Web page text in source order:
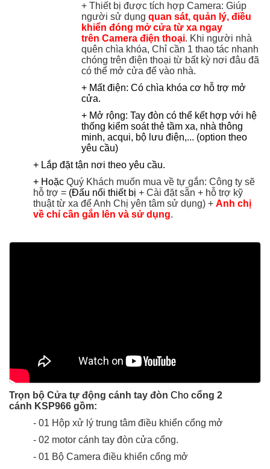
+ Thiết bị được tích hợp Camera: Giúp
người sử dụng quan sát, quản lý, điều
khiển đóng mở cửa từ xa ngay
trên Camera điện thoại. Khi người nhà
quên chìa khóa, Chỉ cần 1 thao tác nhanh
chóng trên điện thoại từ bất kỳ nơi đâu đã
có thể mở cửa để vào nhà.
+ Mất điện: Có chìa khóa cơ hỗ trợ mở
cửa.
+ Mở rộng: Tay đòn có thể kết hợp với hệ
thống kiểm soát thẻ tầm xa, nhà thông
minh, acqui, bộ lưu điện,... (option theo
yêu cầu)
+ Lắp đặt tận nơi theo yêu cầu.
+ Hoặc Quý Khách muốn mua về tự gắn: Công ty sẽ
hỗ trợ = (Đấu nối thiết bị + Cài đặt sẵn + hỗ trợ kỹ
thuật từ xa để Anh Chị yên tâm sử dụng) + Anh chị
về chỉ cần gắn lên và sử dụng.
Trọn bộ Cửa tự động cánh tay đòn Cho cổng 2
cánh KSP966 gồm:
- 01 Hộp xử lý trung tâm điều khiển cổng mở
- 02 motor cánh tay đòn cửa cổng.
- 01 Bộ Camera điều khiển cổng mở